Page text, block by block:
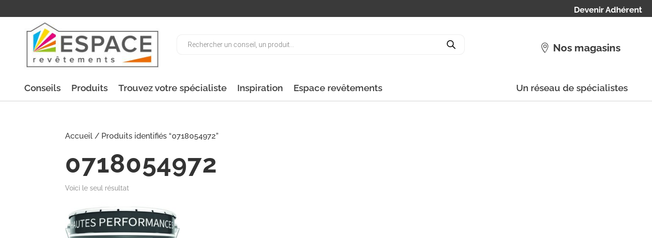
Devenir Adhérent
Nos magasins
Conseils Produits Trouvez votre spécialiste Inspiration Espace revêtements Un réseau de spécialistes
Accueil / Produits identifiés “0718054972”
0718054972
Voici le seul résultat